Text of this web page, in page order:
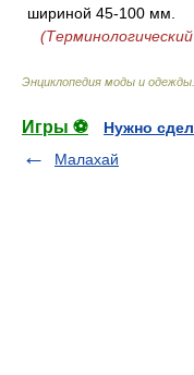
шириной 45-100 мм.
Энциклопедия моды и одежды
Игры ⚽
Нужно
Малахай